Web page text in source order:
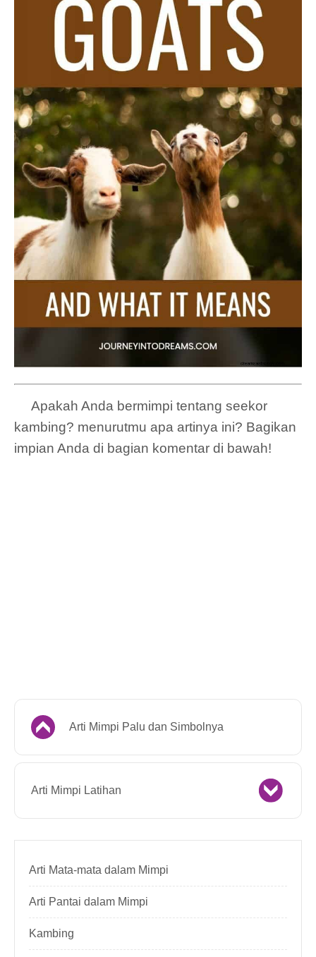
Apakah Anda bermimpi tentang seekor
kambing? menurutmu apa artinya ini? Bagikan
impian Anda di bagian komentar di bawah!
Arti Mimpi Palu dan Simbolnya
Arti Mimpi Latihan
Arti Mata-mata dalam Mimpi
Arti Pantai dalam Mimpi
Kambing